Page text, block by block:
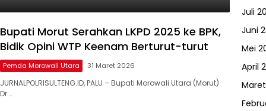
Bupati Morut Serahkan LKPD 2025 ke BPK,
Bidik Opini WTP Keenam Berturut-turut
Pemda Morowali Utara 31 Maret 2026
JURNALPOLRISULTENG.ID, PALU – Bupati Morowali Utara (Morut)
Dr….
Juli
Juni
Mei
April